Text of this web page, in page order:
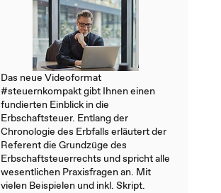
Das neue Videoformat
#steuernkompakt gibt Ihnen einen
fundierten Einblick in die
Erbschaftsteuer. Entlang der
Chronologie des Erbfalls erläutert der
Referent die Grundzüge des
Erbschaftsteuerrechts und spricht alle
wesentlichen Praxisfragen an. Mit
vielen Beispielen und inkl. Skript.